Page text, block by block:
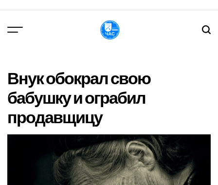
вмісту
Внук обокрал свою
бабушку и ограбил
продавщицу